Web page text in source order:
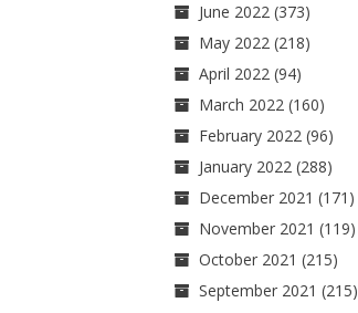
June 2022(373)
May 2022(218)
April 2022(94)
March 2022(160)
February 2022(96)
January 2022(288)
December 2021 (171)
November 2021 (119)
October 2021 (215)
September 2021 (215)